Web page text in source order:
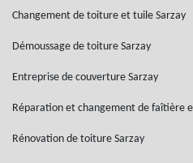
Changement de toiture et tuile Sarzay
Démoussage de toiture Sarzay
Entreprise de couverture Sarzay
Réparation et changement de faîtière
Rénovation de toiture Sarzay